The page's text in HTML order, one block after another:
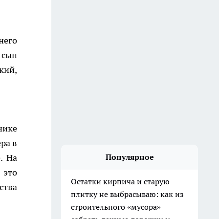
в
На
Популярное
Остатки кирпича и старую
плитку не выбрасываю: как из
строительного «мусора»